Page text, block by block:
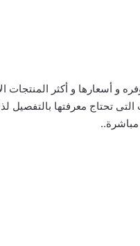
و أسعارها و أكثر المنتجات
تحتاج معرفتها بالتفصيل
مباشرة..